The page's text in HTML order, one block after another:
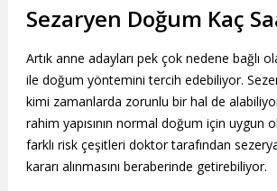
Sezaryen Doğum Kaç
Artık anne adayları pek çok nedene bağlı
ile doğum yöntemini tercih edebiliyor.
kimi zamanlarda zorunlu bir hal de
rahim yapısının normal doğum için uygun
farklı risk çeşitleri doktor tarafından
kararı alınmasını beraberinde getirebiliyor.